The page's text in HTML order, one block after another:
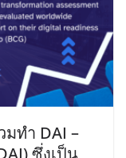
ทำ DAI –